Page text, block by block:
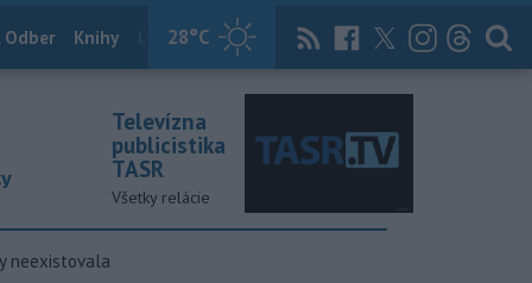
28°C
Odber Knihy Útulkovo Magazín News Now Archív
Televízna
publicistika
TASR
Všetky relácie
neexistovala